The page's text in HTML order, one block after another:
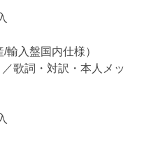
入盤国内仕様）
歌詞・対訳・本人メッ